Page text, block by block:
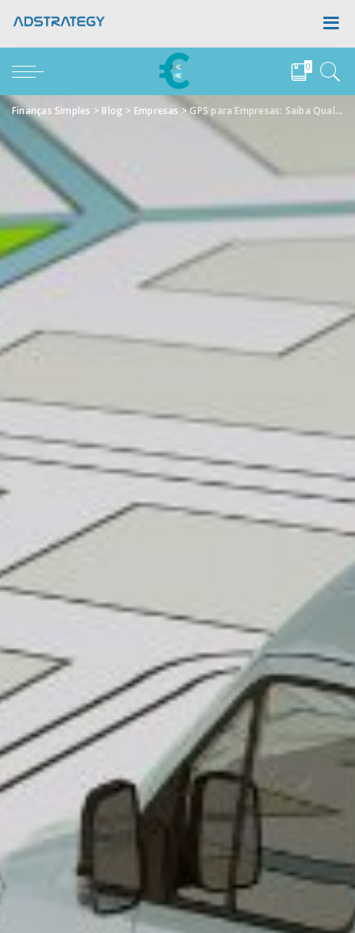
0
Finanças Simples > Blog > Empresas>GPS para Empresas: Saiba Qual Escolher